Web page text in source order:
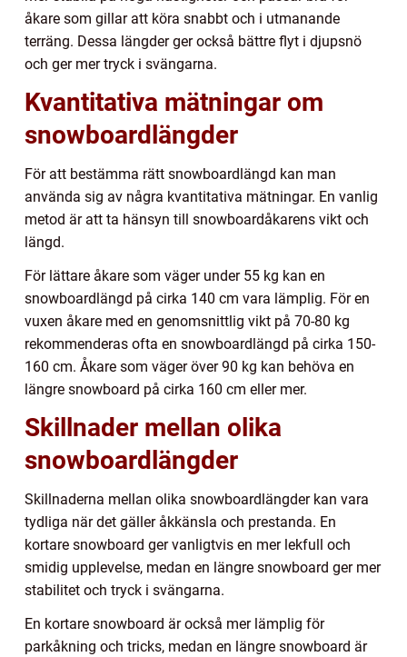
åkare som gillar att köra snabbt och i utmanande
terräng. Dessa längder ger också bättre flyt i djupsnö
och ger mer tryck i svängarna.
Kvantitativa mätningar om
snowboardlängder
För att bestämma rätt snowboardlängd kan man
använda sig av några kvantitativa mätningar. En vanlig
metod är att ta hänsyn till snowboardåkarens vikt och
längd.
För lättare åkare som väger under 55 kg kan en
snowboardlängd på cirka 140 cm vara lämplig. För en
vuxen åkare med en genomsnittlig vikt på 70-80 kg
rekommenderas ofta en snowboardlängd på cirka 150-
160 cm. Åkare som väger över 90 kg kan behöva en
längre snowboard på cirka 160 cm eller mer.
Skillnader mellan olika
snowboardlängder
Skillnaderna mellan olika snowboardlängder kan vara
tydliga när det gäller åkkänsla och prestanda. En
kortare snowboard ger vanligtvis en mer lekfull och
smidig upplevelse, medan en längre snowboard ger mer
stabilitet och tryck i svängarna.
En kortare snowboard är också mer lämplig för
parkåkning och tricks, medan en längre snowboard är